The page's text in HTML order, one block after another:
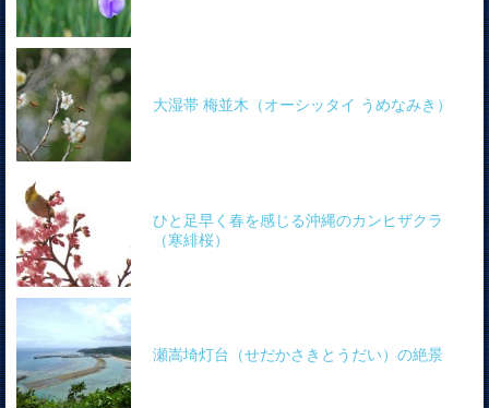
大湿帯 梅並木（オーシッタイ うめなみき）
ひと足早く春を感じる沖縄のカンヒザクラ
（寒緋桜）
瀬嵩埼灯台（せだかさきとうだい）の絶景